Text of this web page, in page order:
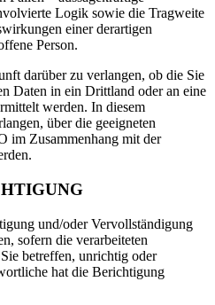
Logik sowie die Tragweite
einer derartigen
Person.
darüber zu verlangen, ob die Sie
Daten in ein Drittland oder an eine
werden. In diesem
über die geeigneten
im Zusammenhang mit der
und/oder Vervollständigung
sofern die verarbeiteten
betreffen, unrichtig oder
hat die Berichtigung